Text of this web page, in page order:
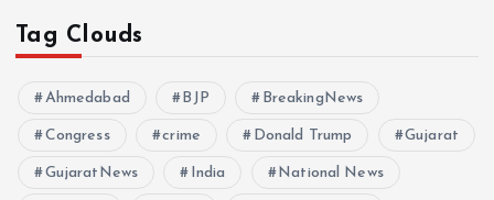
Tag Clouds
Ahmedabad BJP BreakingNews
Congress crime Donald Trump Gujarat
GujaratNews India National News